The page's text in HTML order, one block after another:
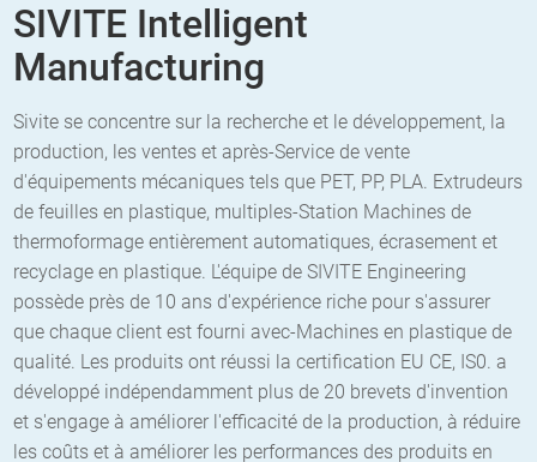
SIVITE Intelligent
Manufacturing
Sivite se concentre sur la recherche et le développement, la
production, les ventes et après-Service de vente
d'équipements mécaniques tels que PET, PP, PLA. Extrudeurs
de feuilles en plastique, multiples-Station Machines de
thermoformage entièrement automatiques, écrasement et
recyclage en plastique. L'équipe de SIVITE Engineering
possède près de 10 ans d'expérience riche pour s'assurer
que chaque client est fourni avec-Machines en plastique de
qualité. Les produits ont réussi la certification EU CE, IS0. a
développé indépendamment plus de 20 brevets d'invention
et s'engage à améliorer l'efficacité de la production, à réduire
les coûts et à améliorer les performances des produits en